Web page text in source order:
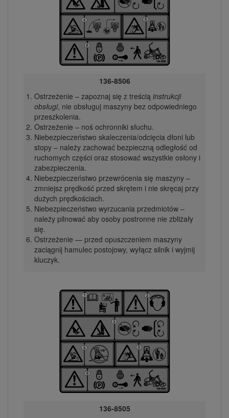
136-8506
Ostrzeżenie – zapoznaj się z treścią instrukcji
obsługi, nie obsługuj maszyny bez odpowiedniego
przeszkolenia.
Ostrzeżenie – noś ochronniki słuchu.
Niebezpieczeństwo skaleczenia/odcięcia dłoni lub
stopy – należy zachować bezpieczną odległość od
ruchomych części oraz stosować wszystkie osłony i
zabezpieczenia.
Niebezpieczeństwo przewrócenia się maszyny –
zmniejsz prędkość przed skrętem i nie skręcaj przy
dużych prędkościach.
Niebezpieczeństwo wyrzucania przedmiotów –
należy pilnować aby osoby postronne nie zbliżały
się.
Ostrzeżenie — przed opuszczeniem maszyny
zaciągnij hamulec postojowy, wyłącz silnik i wyjmij
kluczyk.
136-8505